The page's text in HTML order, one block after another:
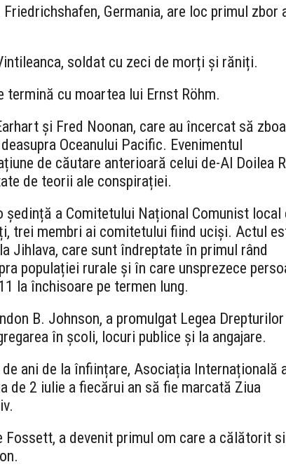
Germania, are loc primul zbor
soldat cu zeci de morți și răniți.
termină cu moartea lui Ernst Röhm.
și Fred Noonan, care au încercat să
Oceanului Pacific. Evenimentul
de căutare anterioară celui de-Al Doilea
de teorii ale conspirației.
ședință a Comitetului Național Comunist local
trei membri ai comitetului fiind uciși. Actul
Jihlava, care sunt îndreptate în primul rând
populației rurale și în care unsprezece
la închisoare pe termen lung.
B. Johnson, a promulgat Legea Drepturilor
în școli, locuri publice și la angajare.
ani de la înființare, Asociația Internațională
de 2 iulie a fiecărui an să fie marcată Ziua
Fossett, a devenit primul om care a călătorit